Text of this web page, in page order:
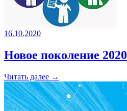
16.10.2020
Новое поколение 2020
Читать далее →